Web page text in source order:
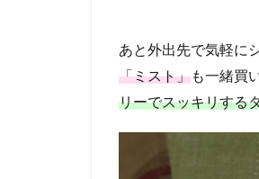
あと外出先で気軽に
「ミスト」も一緒買
リーでスッキリする